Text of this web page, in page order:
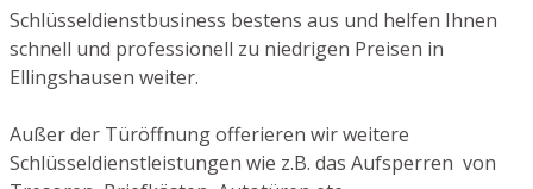
Schlüsseldienstbusiness bestens aus und helfen Ihnen
schnell und professionell zu niedrigen Preisen in
Ellingshausen weiter.
Außer der Türöffnung offerieren wir weitere
Schlüsseldienstleistungen wie z.B. das Aufsperren von